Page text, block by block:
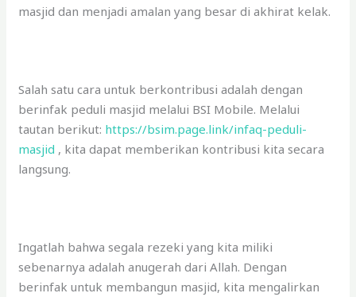
masjid dan menjadi amalan yang besar di akhirat kelak.
Salah satu cara untuk berkontribusi adalah dengan
berinfak peduli masjid melalui BSI Mobile. Melalui
tautan berikut: https://bsim.page.link/infaq-peduli-
masjid , kita dapat memberikan kontribusi kita secara
langsung.
Ingatlah bahwa segala rezeki yang kita miliki
sebenarnya adalah anugerah dari Allah. Dengan
berinfak untuk membangun masjid, kita mengalirkan